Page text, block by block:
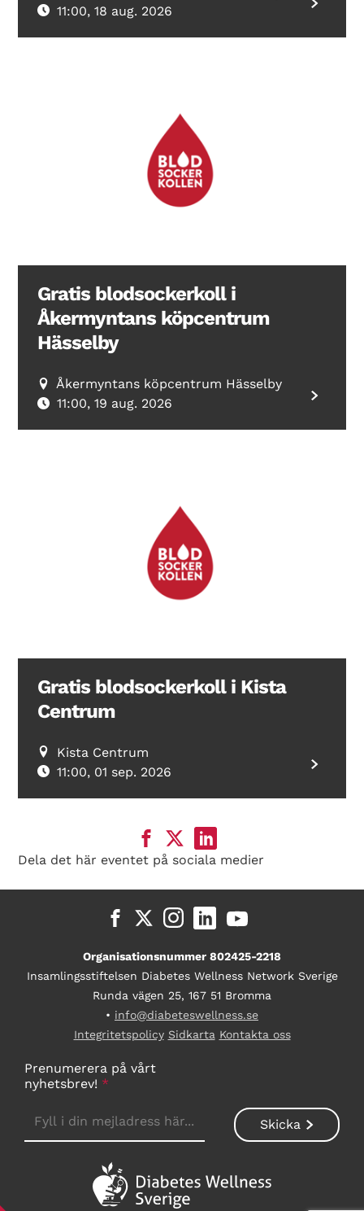
11:00, 18 aug. 2026
Gratis blodsockerkoll i
Åkermyntans köpcentrum
Hässelby
Åkermyntans köpcentrum Hässelby
11:00, 19 aug. 2026
Gratis blodsockerkoll i Kista
Centrum
Kista Centrum
11:00, 01 sep. 2026
Dela det här eventet på sociala medier
Organisationsnummer 802425-2218
Insamlingsstiftelsen Diabetes Wellness Network Sverige
Runda vägen 25, 167 51 Bromma
• info@diabeteswellness.se
Integritetspolicy Sidkarta Kontakta oss
Prenumerera på vårt
nyhetsbrev! *